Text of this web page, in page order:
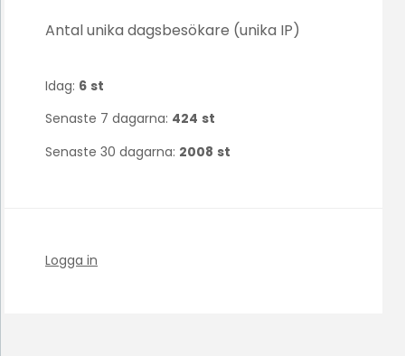
Antal unika dagsbesökare (unika IP)
Idag: 6 st
Senaste 7 dagarna: 424 st
Senaste 30 dagarna: 2008 st
Logga in